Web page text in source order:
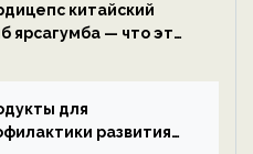
китайский
ярсагумба — что это
для
развития